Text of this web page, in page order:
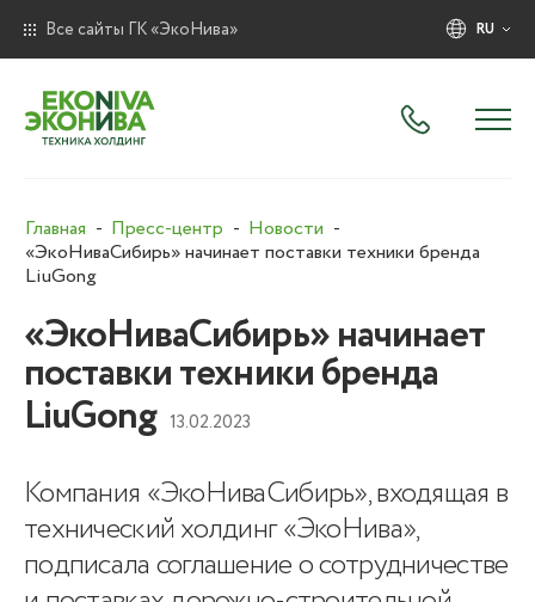
Все сайты ГК «ЭкоНива» RU
Главная Пресс-центр
Новости
«ЭкоНиваСибирь» начинает поставки техники бренда
LiuGong
«ЭкоНиваСибирь» начинает
поставки техники бренда
LiuGong 13.02.2023
Компания «ЭкоНиваСибирь», входящая в
технический холдинг «ЭкоНива»,
подписала соглашение о сотрудничестве